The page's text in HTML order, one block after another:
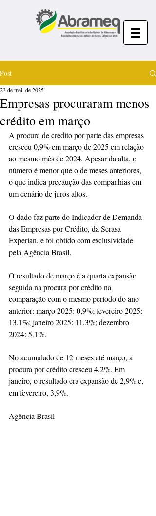
Post
Empresas procuraram menos
crédito em março
23 de mai. de 2025
A procura de crédito por parte das empresas
cresceu 0,9% em março de 2025 em relação
ao mesmo mês de 2024. Apesar da alta, o
número é menor que o de meses anteriores,
o que indica precaução das companhias em
um cenário de juros altos.
O dado faz parte do Indicador de Demanda
das Empresas por Crédito, da Serasa
Experian, e foi obtido com exclusividade
pela Agência Brasil.
O resultado de março é a quarta expansão
seguida na procura por crédito na
comparação com o mesmo período do ano
anterior: março 2025: 0,9%; fevereiro 2025:
13,1%; janeiro 2025: 11,3%; dezembro
2024: 5,1%.
No acumulado de 12 meses até março, a
procura por crédito cresceu 4,2%. Em
janeiro, o resultado era expansão de 2,9% e,
em fevereiro, 3,9%.
Agência Brasil